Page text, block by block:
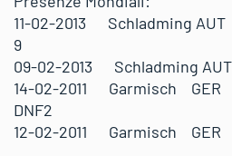
11-02-2013 Schladming
9
09-02-2013 Schladming
14-02-2011 Garmisch
DNF2
12-02-2011 Garmisch